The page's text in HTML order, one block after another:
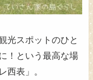
光スポットのひと
！という最高な場
西表」。